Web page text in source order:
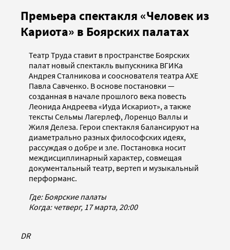
Премьера спектакля «Человек из
Кариота» в Боярских палатах
Театр Труда ставит в пространстве Боярских
палат новый спектакль выпускника ВГИКа
Андрея Сталникова и сооснователя театра AXE
Павла Савченко. В основе постановки —
созданная в начале прошлого века повесть
Леонида Андреева «Иуда Искариот», а также
тексты Сельмы Лагерлеф, Лоренцо Валлы и
Жиля Делеза. Герои спектакля балансируют на
диаметрально разных философских идеях,
рассуждая о добре и зле. Постановка носит
междисциплинарный характер, совмещая
документальный театр, вертеп и музыкальный
перформанс.
Где: Боярские палаты
Когда: четверг, 17 марта, 20:00
DR